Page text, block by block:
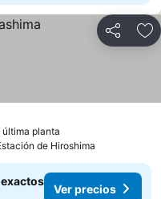
Compartir
planta
de Hiroshima
Ver precios